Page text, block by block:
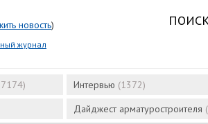
новость)
журнал
Интервью (1372)
Дайджест арматуростроителя